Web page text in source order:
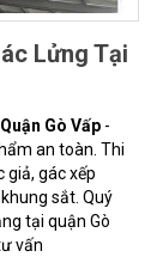
Lửng Tại
Gò Vấp -
an toàn. Thi
gác xếp
sắt. Quý
tại quận Gò
vấn